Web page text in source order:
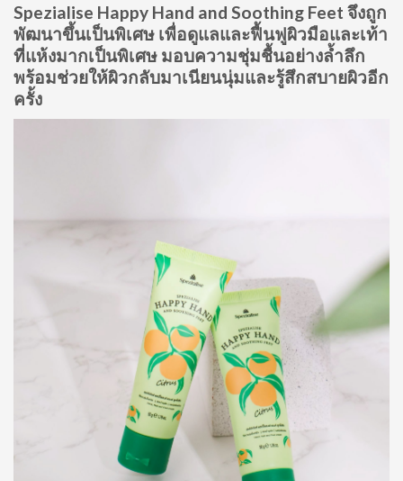
Spezialise Happy Hand and Soothing Feet จึงถูก
พัฒนาขึ้นเป็นพิเศษ เพื่อดูแลและฟื้นฟูผิวมือและเท้า
ที่แห้งมากเป็นพิเศษ มอบความชุ่มชื้นอย่างล้ำลึก
พร้อมช่วยให้ผิวกลับมาเนียนนุ่มและรู้สึกสบายผิวอีก
ครั้ง